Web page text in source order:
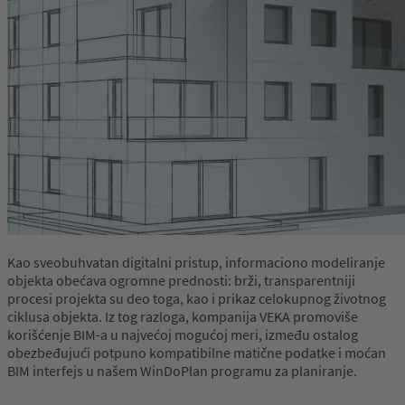
Kao sveobuhvatan digitalni pristup, informaciono modeliranje
objekta obećava ogromne prednosti: brži, transparentniji
procesi projekta su deo toga, kao i prikaz celokupnog životnog
ciklusa objekta. Iz tog razloga, kompanija VEKA promoviše
korišćenje BIM-a u najvećoj mogućoj meri, između ostalog
obezbeđujući potpuno kompatibilne matične podatke i moćan
BIM interfejs u našem WinDoPlan programu za planiranje.